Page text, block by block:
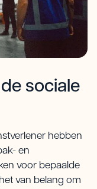
sociale
hebben
en
voor bepaalde
van belang om